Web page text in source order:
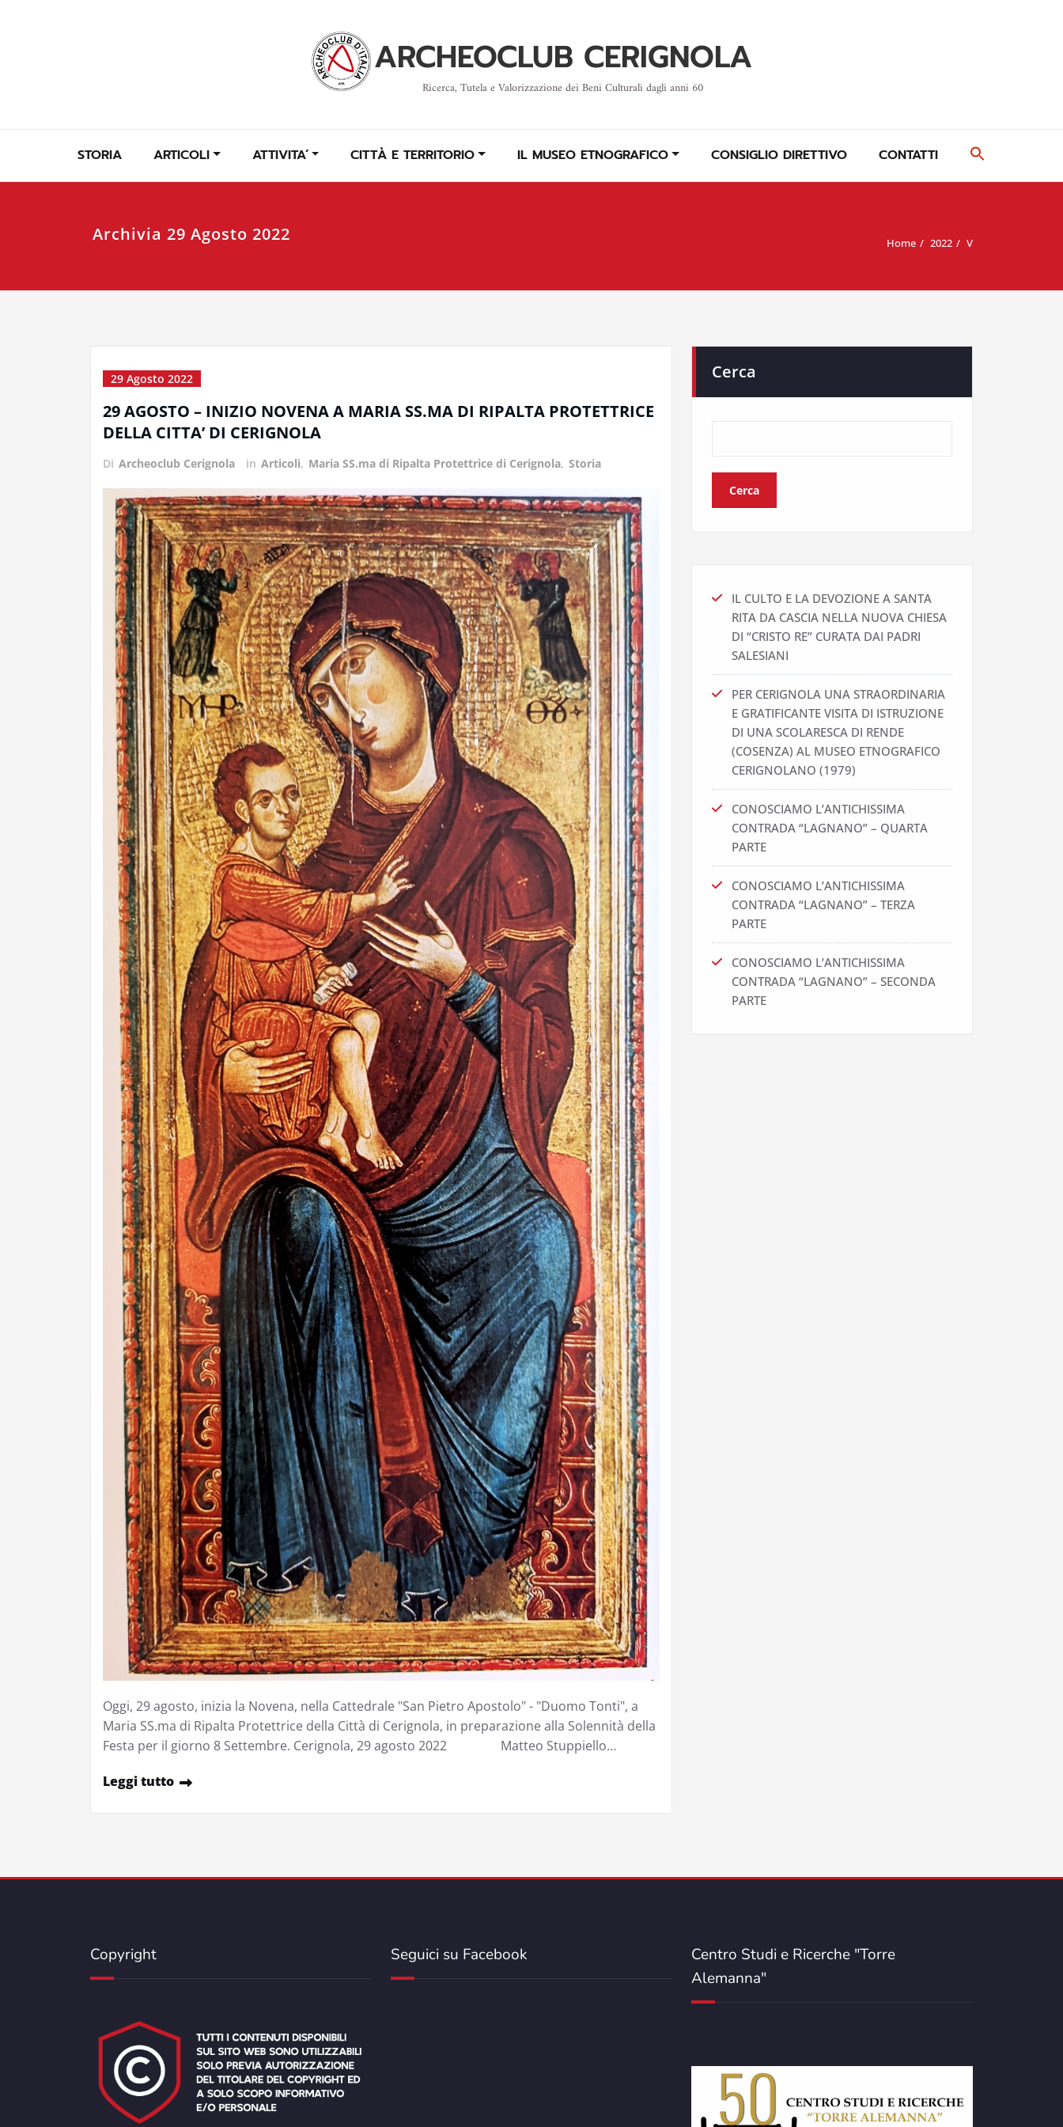
ARCHEOCLUB CERIGNOLA
Ricerca, Tutela e Valorizzazione dei Beni Culturali dagli anni 60
STORIA ARTICOLI ATTIVITA’ CITTÀ E TERRITORIO IL MUSEO ETNOGRAFICO CONSIGLIO DIRETTIVO CONTATTI
Archivia 29 Agosto 2022 Home 2022 V
29 Agosto 2022
29 AGOSTO – INIZIO NOVENA A MARIA SS.MA DI RIPALTA PROTETTRICE
DELLA CITTA’ DI CERIGNOLA
Di Archeoclub Cerignola in Articoli, Maria SS.ma di Ripalta Protettrice di Cerignola, Storia
Oggi, 29 agosto, inizia la Novena, nella Cattedrale "San Pietro Apostolo" - "Duomo Tonti", a
Maria SS.ma di Ripalta Protettrice della Città di Cerignola, in preparazione alla Solennità della
Festa per il giorno 8 Settembre. Cerignola, 29 agosto 2022 Matteo Stuppiello…
Leggi tutto
Cerca
Cerca
IL CULTO E LA DEVOZIONE A SANTA
RITA DA CASCIA NELLA NUOVA CHIESA
DI “CRISTO RE” CURATA DAI PADRI
SALESIANI
PER CERIGNOLA UNA STRAORDINARIA
E GRATIFICANTE VISITA DI ISTRUZIONE
DI UNA SCOLARESCA DI RENDE
(COSENZA) AL MUSEO ETNOGRAFICO
CERIGNOLANO (1979)
CONOSCIAMO L’ANTICHISSIMA
CONTRADA “LAGNANO” – QUARTA
PARTE
CONOSCIAMO L’ANTICHISSIMA
CONTRADA “LAGNANO” – TERZA
PARTE
CONOSCIAMO L’ANTICHISSIMA
CONTRADA “LAGNANO” – SECONDA
PARTE
Copyright Seguici su Facebook
Centro Studi e Ricerche "Torre
Alemanna"